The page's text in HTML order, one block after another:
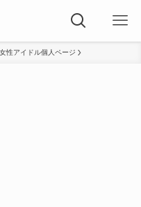
性アイドル個人ページ